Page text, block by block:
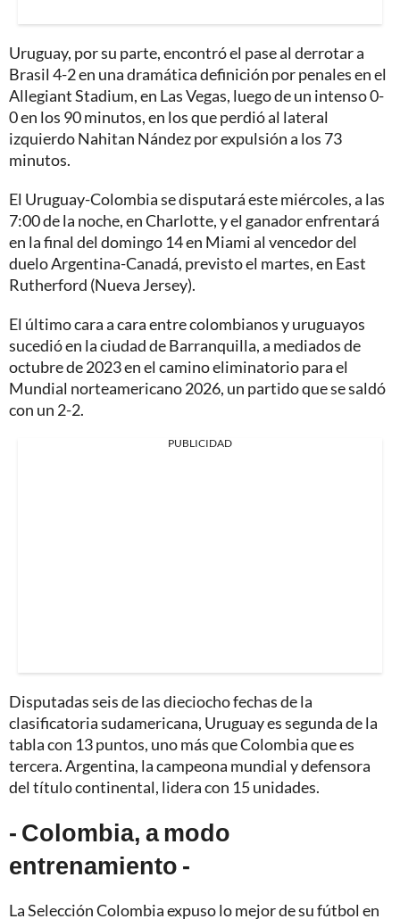
Uruguay, por su parte, encontró el pase al derrotar a
Brasil 4-2 en una dramática definición por penales en el
Allegiant Stadium, en Las Vegas, luego de un intenso 0-
0 en los 90 minutos, en los que perdió al lateral
izquierdo Nahitan Nández por expulsión a los 73
minutos.
El Uruguay-Colombia se disputará este miércoles, a las
7:00 de la noche, en Charlotte, y el ganador enfrentará
en la final del domingo 14 en Miami al vencedor del
duelo Argentina-Canadá, previsto el martes, en East
Rutherford (Nueva Jersey).
El último cara a cara entre colombianos y uruguayos
sucedió en la ciudad de Barranquilla, a mediados de
octubre de 2023 en el camino eliminatorio para el
Mundial norteamericano 2026, un partido que se saldó
con un 2-2.
PUBLICIDAD
Disputadas seis de las dieciocho fechas de la
clasificatoria sudamericana, Uruguay es segunda de la
tabla con 13 puntos, uno más que Colombia que es
tercera. Argentina, la campeona mundial y defensora
del título continental, lidera con 15 unidades.
- Colombia, a modo
entrenamiento -
La Selección Colombia expuso lo mejor de su fútbol en